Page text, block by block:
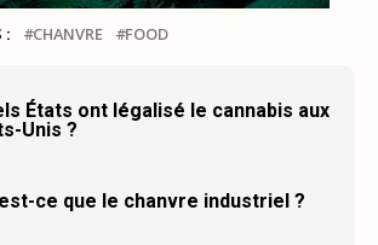
: CHANVRE FOOD
États ont légalisé le cannabis aux
Unis ?
ce que le chanvre industriel ?